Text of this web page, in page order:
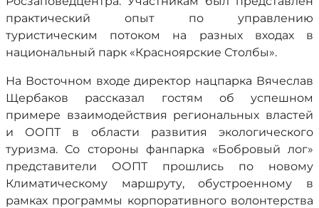
практический опыт по управлению
туристическим потоком на разных входах в
национальный парк «Красноярские Столбы».
На Восточном входе директор нацпарка Вячеслав
Щербаков рассказал гостям об успешном
примере взаимодействия региональных властей
и ООПТ в области развития экологического
туризма. Со стороны фанпарка «Бобровый лог»
представители ООПТ прошлись по новому
Климатическому маршруту, обустроенному в
рамках программы корпоративного волонтерства